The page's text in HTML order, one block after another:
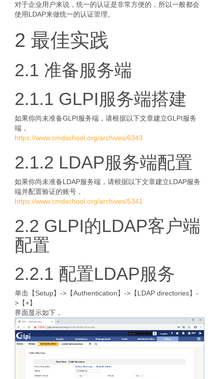
对于企业用户来说，统一的认证是非常方便的，所以一般都会
使用LDAP来做统一的认证管理。
2 最佳实践
2.1 准备服务端
2.1.1 GLPI服务端搭建
如果你尚未准备GLPI服务端，请根据以下文章建立GLPI服务
端，
https://www.cmdschool.org/archives/6343
2.1.2 LDAP服务端配置
如果你尚未准备LDAP服务端，请根据以下文章建立LDAP服务
端并配置验证的账号，
https://www.cmdschool.org/archives/5341
2.2 GLPI的LDAP客户端
配置
2.2.1 配置LDAP服务
单击【Setup】->【Authentication】->【LDAP directories】-
>【+】
界面显示如下，